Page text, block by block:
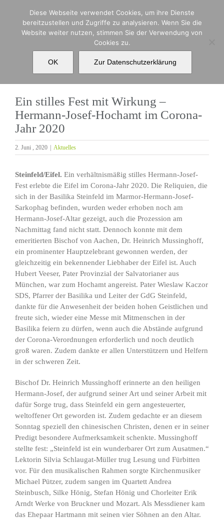
springen
Ein stilles Fest mit Wirkung – Hermann-Josef-
Hochamt im Corona-Jahr 2020
Ein stilles Fest mit Wirkung –
Hermann-Josef-Hochamt im Corona-
Jahr 2020
2. Juni , 2020 Aktuelles
Steinfeld/Eifel. Ein verhältnismäßig stilles Hermann-Josef-
Fest erlebte die Eifel im Corona-Jahr 2020. Die Reliquien, die
sich in der Basilika Steinfeld im Marmor-Hermann-Josef-
Sarkophag befinden, wurden weder erhoben noch am
Hermann-Josef-Altar gezeigt, auch die Prozession am
Nachmittag fand nicht statt. Dennoch konnte mit dem
emeritierten Bischof von Aachen, Dr. Heinrich Mussinghoff,
ein prominenter Hauptzelebrant gewonnen werden, der
gleichzeitig ein bekennender Liebhaber der Eifel ist. Auch
Hubert Veeser, Pater Provinzial der Salvatorianer aus
München, war zum Hochamt angereist. Pater Wieslaw Kaczor
SDS, Pfarrer der Basilika und Leiter der GdG Steinfeld,
dankte für die Anwesenheit der beiden hohen Geistlichen und
freute sich, wieder eine Messe mit Mitmenschen in der
Basilika feiern zu dürfen, wenn auch die Abstände aufgrund
der Corona-Verordnungen erforderlich und noch deutlich
groß waren. Zudem dankte er allen Unterstützern und Helfern
in der schweren Zeit.
Bischof Dr. Heinrich Mussinghoff erinnerte an den heiligen
Hermann-Josef, der aufgrund seiner Art und seiner Arbeit mit
dafür Sorge trug, dass Steinfeld ein gern angesteuerter,
weltoffener Ort geworden ist. Zudem gedachte er an diesem
Sonntag speziell den chinesischen Christen, denen er in seiner
Predigt besondere Aufmerksamkeit schenkte. Mussinghoff
stellte fest: „Steinfeld ist ein wunderbarer Ort zum Ausatmen.“
Lektorin Silvia Schlaugat-Müller trug Lesung und Fürbitten
vor. Für den musikalischen Rahmen sorgte Kirchenmusiker
Michael Pützer, zudem sangen im Quartett Andrea
Steinbusch, Silke Hönig, Stefan Hönig und Chorleiter Erik
Arndt Werke von Bruckner und Mozart. Als Messdiener kam
das Ehepaar Hartmann mit seinen vier Söhnen an den Altar.
Diese Webseite verwendet Cookies, um ihre Dienste
bereitzustellen und Zugriffe zu analysieren. Wenn Sie die
Website weiter nutzen, stimmen Sie der Verwendung von
Cookies zu.
OK Zur Datenschutzerklärung